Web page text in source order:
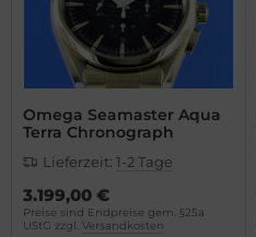
Omega Seamaster Aqua
Terra Chronograph
Lieferzeit: 1-2 Tage
3.199,00 €
Preise sind Endpreise gem. §25a
UStG zzgl. Versandkosten